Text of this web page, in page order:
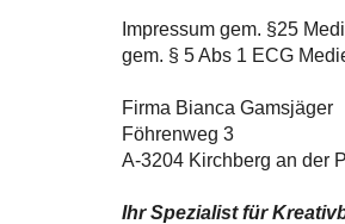
Impressum gem. §25
gem. § 5 Abs 1 ECG
Firma Bianca Gamsjäger
Föhrenweg 3
A-3204 Kirchberg an der
Ihr Spezialist für